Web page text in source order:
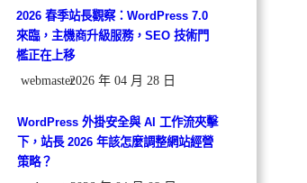
2026 春季站長觀察：WordPress 7.0
來臨，主機商升級服務，SEO 技術門
檻正在上移
webmaster2026 年 04 月 28 日
WordPress 外掛安全與 AI 工作流夾擊
下，站長 2026 年該怎麼調整網站經營
策略？